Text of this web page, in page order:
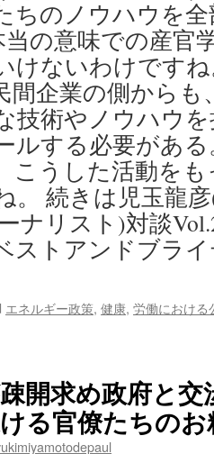
ちのノウハウを
当の意味での産官
けないわけです
間企業の側から
技術やノウハウ
ルする必要があ
こうした活動を
。 続きは児玉龍
ナリスト)対談
ストアンドブラ
エネルギー政策, 健康, 労働における
開求め政府と
る官僚たちの